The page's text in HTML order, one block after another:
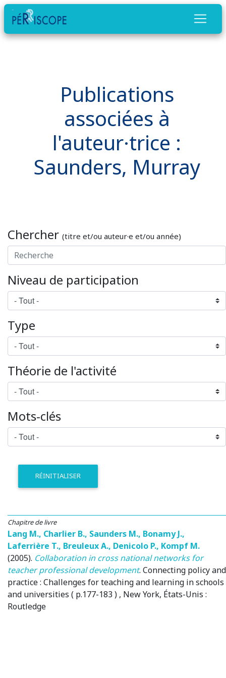
Publications
associées à
l'auteur·trice :
Saunders, Murray
Chercher (titre et/ou auteur·e et/ou année)
Niveau de participation
Type
Théorie de l'activité
Mots-clés
RÉINITIALISER
Chapitre de livre
Lang M., Charlier B., Saunders M., Bonamy J.,
Laferrière T., Breuleux A., Denicolo P., Kompf M.
(2005). Collaboration in cross national networks for
teacher professional development. Connecting policy and
practice : Challenges for teaching and learning in schools
and universities ( p.177-183 ) , New York, États-Unis :
Routledge